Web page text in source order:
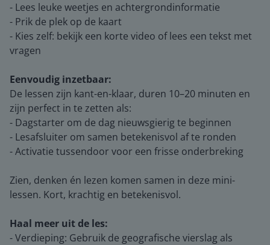
- Lees leuke weetjes en achtergrondinformatie
- Prik de plek op de kaart
- Kies zelf: bekijk een korte video of lees een tekst met
vragen
Eenvoudig inzetbaar:
De lessen zijn kant-en-klaar, duren 10–20 minuten en
zijn perfect in te zetten als:
- Dagstarter om de dag nieuwsgierig te beginnen
- Lesafsluiter om samen betekenisvol af te ronden
- Activatie tussendoor voor een frisse onderbreking
Zien, denken én lezen komen samen in deze mini-
lessen. Kort, krachtig en betekenisvol.
Haal meer uit de les:
- Verdieping: Gebruik de geografische vierslag als